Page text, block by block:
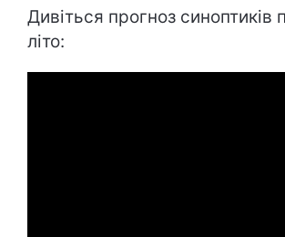
Дивіться прогноз синоптиків
літо: